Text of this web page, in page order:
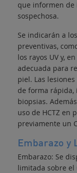
que informen
sospechosa.
Se indicarán a
preventivas,
los rayos UV y,
adecuada para
piel. Las
de forma rápida,
biopsias.
uso de HCTZ en
previamente un
Embarazo y
Embarazo: Se
limitada sobre el